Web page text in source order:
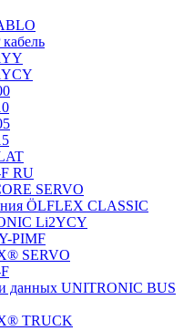
RU
SERVO
ÖLFLEX CLASSIC
Li2YCY
PIMF
SERVO
данных UNITRONIC BUS
TRUCK